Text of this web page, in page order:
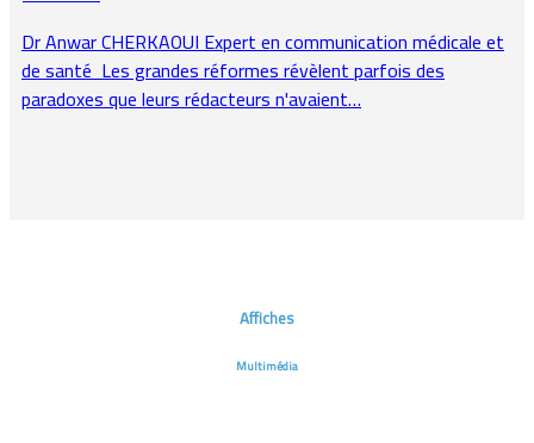
Dr Anwar CHERKAOUI Expert en communication médicale et
de santé Les grandes réformes révèlent parfois des
paradoxes que leurs rédacteurs n'avaient…
Affiches
Multimédia